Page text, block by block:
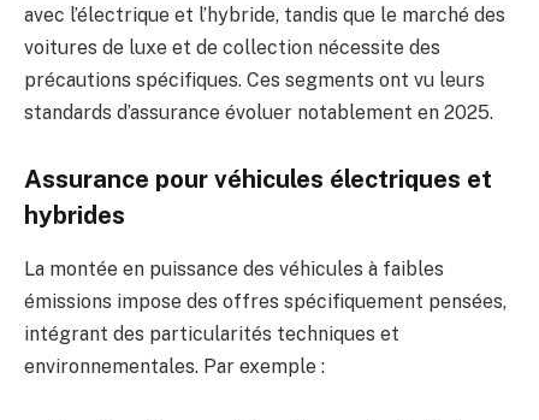
avec l’électrique et l’hybride, tandis que le marché des
voitures de luxe et de collection nécessite des
précautions spécifiques. Ces segments ont vu leurs
standards d’assurance évoluer notablement en 2025.
Assurance pour véhicules électriques et
hybrides
La montée en puissance des véhicules à faibles
émissions impose des offres spécifiquement pensées,
intégrant des particularités techniques et
environnementales. Par exemple :